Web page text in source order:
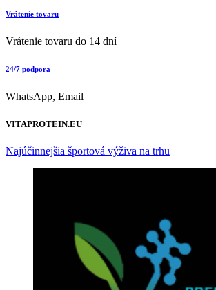
Vrátenie tovaru
Vrátenie tovaru do 14 dní
24/7 podpora
WhatsApp, Email
VITAPROTEIN.EU
Najúčinnejšia športová výživa na trhu